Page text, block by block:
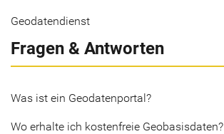
Geodatendienst
Fragen & Antworten
Was ist ein Geodatenportal?
Wo erhalte ich kostenfreie Geobasisdaten?